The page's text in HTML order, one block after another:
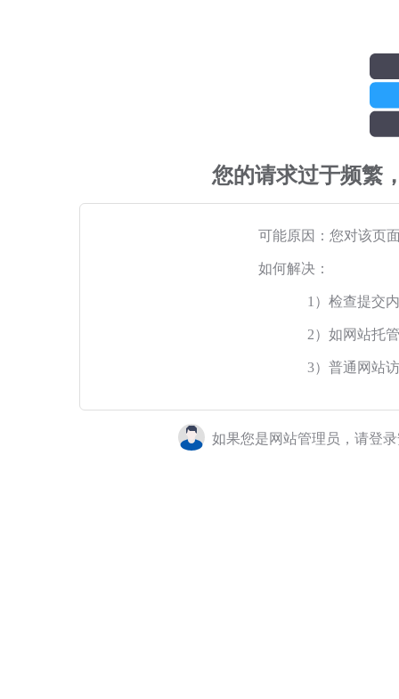
您的请求过于频繁
可能原因：您对该页
如何解决：
1）检查提交
2）如网站托
3）普通网站
如果您是网站管理员，请登